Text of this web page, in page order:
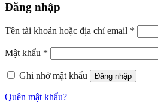
Đăng nhập
Tên tài khoản hoặc địa chỉ email *
Mật khẩu *
Ghi nhớ mật khẩu Đăng nhập
Quên mật khẩu?